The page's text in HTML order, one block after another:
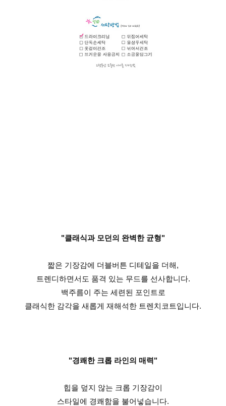
"클래식과 모던의 완벽한 균형"
짧은 기장감에 더블버튼 디테일을 더해,
트렌디하면서도 품격 있는 무드를 선사합니다.
백주름이 주는 세련된 포인트로
클래식한 감각을 새롭게 재해석한 트렌치코트입니다.
"경쾌한 크롭 라인의 매력"
힙을 덮지 않는 크롭 기장감이
스타일에 경쾌함을 불어넣습니다.